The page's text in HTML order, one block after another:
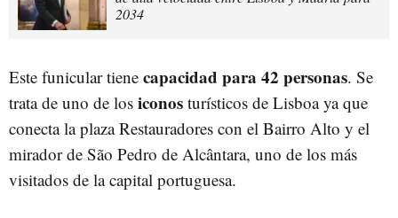
2034
Este funicular tiene capacidad para 42 personas. Se
trata de uno de los iconos turísticos de Lisboa ya que
conecta la plaza Restauradores con el Bairro Alto y el
mirador de São Pedro de Alcântara, uno de los más
visitados de la capital portuguesa.